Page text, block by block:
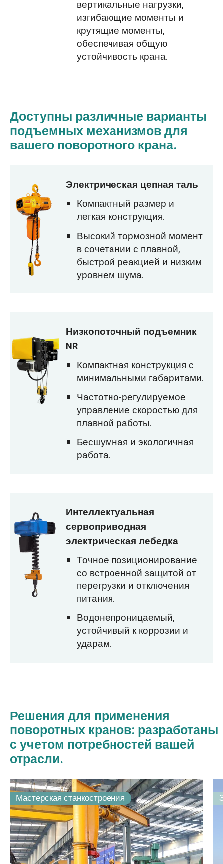
вертикальные нагрузки,
изгибающие моменты и
крутящие моменты,
обеспечивая общую
устойчивость крана.
Доступны различные варианты
подъемных механизмов для
вашего поворотного крана.
Электрическая цепная таль
Компактный размер и
легкая конструкция.
Высокий тормозной момент
в сочетании с плавной,
быстрой реакцией и низким
уровнем шума.
Низкопоточный подъемник
NR
Компактная конструкция с
минимальными габаритами.
Частотно-регулируемое
управление скоростью для
плавной работы.
Бесшумная и экологичная
работа.
Интеллектуальная
сервоприводная
электрическая лебедка
Точное позиционирование
со встроенной защитой от
перегрузки и отключения
питания.
Водонепроницаемый,
устойчивый к коррозии и
ударам.
Решения для применения
поворотных кранов: разработаны
с учетом потребностей вашей
отрасли.
Мастерская станкостроения